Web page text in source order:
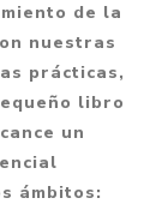
de la
nuestras
prácticas,
libro
un
ámbitos: